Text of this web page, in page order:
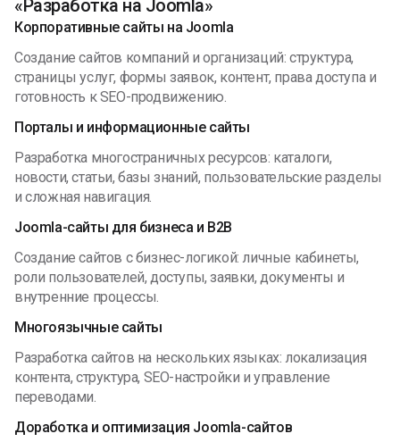
«Разработка на Joomla»
Корпоративные сайты на Joomla
Создание сайтов компаний и организаций: структура,
страницы услуг, формы заявок, контент, права доступа и
готовность к SEO-продвижению.
Порталы и информационные сайты
Разработка многостраничных ресурсов: каталоги,
новости, статьи, базы знаний, пользовательские разделы
и сложная навигация.
Joomla-сайты для бизнеса и B2B
Создание сайтов с бизнес-логикой: личные кабинеты,
роли пользователей, доступы, заявки, документы и
внутренние процессы.
Многоязычные сайты
Разработка сайтов на нескольких языках: локализация
контента, структура, SEO-настройки и управление
переводами.
Доработка и оптимизация Joomla-сайтов